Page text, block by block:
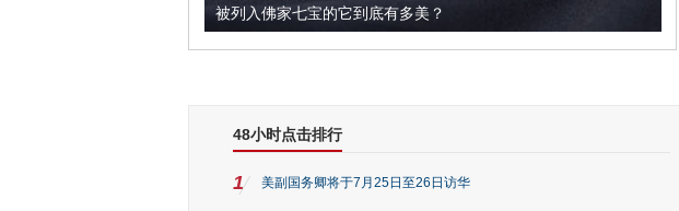
被列入佛家七宝的它到底有多美？
48小时点击排行
1 美副国务卿将于7月25日至26日访华